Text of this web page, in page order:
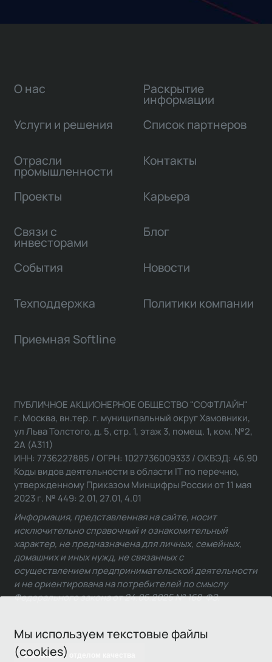
Мы используем текстовые файлы
(cookies)
О нас
Услуги и решения
Отрасли
промышленности
Проекты
Связи с
инвесторами
Раскрытие
информации
Список партнеров
Контакты
Карьера
Блог
События Новости
Техподдержка Политики компании
Приемная Softline
Связаться с отделом качества
ПУБЛИЧНОЕ АКЦИОНЕРНОЕ ОБЩЕСТВО "СОФТЛАЙН"
г. Москва, вн.тер. г. муниципальный округ Хамовники,
ул Льва Толстого, д. 5, стр. 1, этаж 3, помещ. 1, ком. №2,
2А (А311)
ИНН: 7736227885 / ОГРН: 1027736009333 / ОКВЭД: 46.90
Коды видов деятельности в области IT по перечню,
утвержденному Приказом Минцифры России от 11 мая
2023 г. № 449: 2.01, 27.01, 4.01
Информация, представленная на сайте, носит
исключительно справочный и ознакомительный
характер, не предназначена для личных, семейных,
домашних и иных нужд, не связанных с
осуществлением предпринимательской деятельности
и не ориентирована на потребителей по смыслу
Федерального закона от 24.06.2025 № 168-ФЗ.